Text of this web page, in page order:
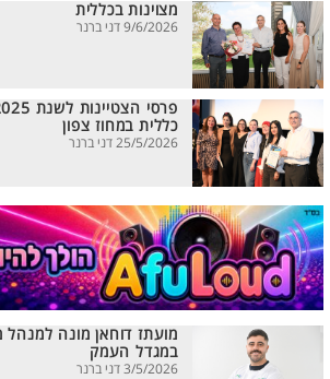
מצוינות בכללית
9/6/2026 דני ברנר
כללית במחוז צפון
25/5/2026 דני ברנר
מועתז דוחאן מונה למנהל
במגדל העמק
3/5/2026 דני ברנר